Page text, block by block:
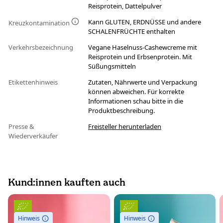
Reisprotein, Dattelpulver
Kreuzkontamination
Kann GLUTEN, ERDNÜSSE und andere
SCHALENFRÜCHTE enthalten
Verkehrsbezeichnung
Vegane Haselnuss-Cashewcreme mit
Reisprotein und Erbsenprotein. Mit
Süßungsmitteln
Etikettenhinweis
Zutaten, Nährwerte und Verpackung
können abweichen. Für korrekte
Informationen schau bitte in die
Produktbeschreibung.
Presse &
Wiederverkäufer
Freisteller herunterladen
Kund:innen kauften auch
Hinweis Hinweis